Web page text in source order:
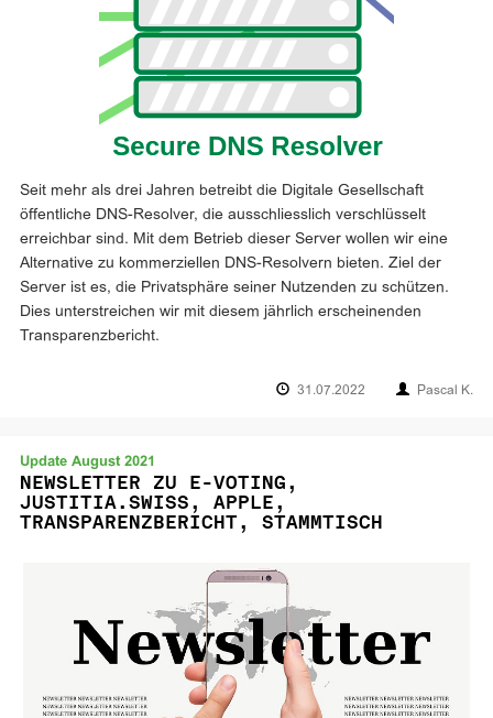
Seit mehr als drei Jahren betreibt die Digitale Gesellschaft
öffentliche DNS-Resolver, die ausschliesslich verschlüsselt
erreichbar sind. Mit dem Betrieb dieser Server wollen wir eine
Alternative zu kommerziellen DNS-Resolvern bieten. Ziel der
Server ist es, die Privatsphäre seiner Nutzenden zu schützen.
Dies unterstreichen wir mit diesem jährlich erscheinenden
Transparenzbericht.
31.07.2022 Pascal K.
Update August 2021
NEWSLETTER ZU E-VOTING,
JUSTITIA.SWISS, APPLE,
TRANSPARENZBERICHT, STAMMTISCH